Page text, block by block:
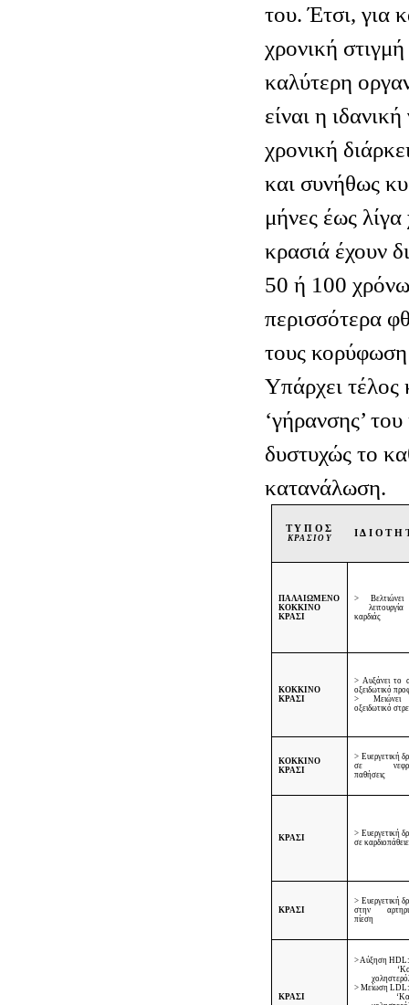
του. Έτσι, για
χρονική
καλύτερη
είναι η
χρονική
και συνήθως
μήνες έως
κρασιά έχουν
50 ή 100
περισσότερα
τους
Υπάρχει τέλος
‘γήρανσης’
δυστυχώς το
κατανάλωση.
ΤΥΠΟΣ
ΚΡΑΣΙΟΥ
ΠΑΛΑΙΩΜΕΝΟ
ΚΟΚΚΙΝΟ
ΚΡΑΣΙ
>
καρδιάς
ΚΟΚΚΙΝΟ
ΚΡΑΣΙ
> Αυξάνει το
οξειδωτικό
> Μειώνει
οξειδωτικό
ΚΟΚΚΙΝΟ
ΚΡΑΣΙ
> Ευεργετική
σε
παθήσεις
ΚΡΑΣΙ
> Ευεργετική
σε
ΚΡΑΣΙ
> Ευεργετική
στην
πίεση
ΚΡΑΣΙ
> ΑύξησηHDL
> ΜείωσηLDL